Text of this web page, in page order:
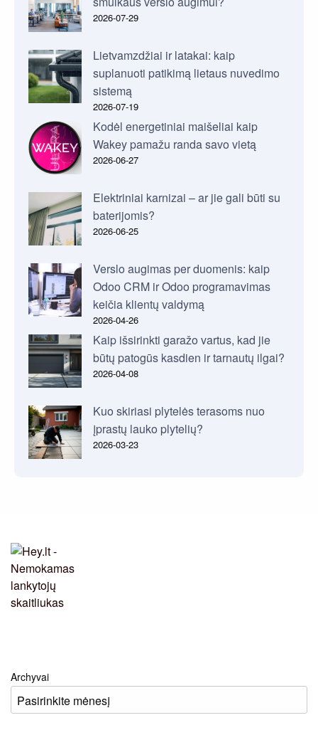
2026-07-29
Lietvamzdžiai ir latakai: kaip
suplanuoti patikimą lietaus nuvedimo
sistemą
2026-07-19
Kodėl energetiniai maišeliai kaip
Wakey pamažu randa savo vietą
2026-06-27
Elektriniai karnizai – ar jie gali būti su
baterijomis?
2026-06-25
Verslo augimas per duomenis: kaip
Odoo CRM ir Odoo programavimas
keičia klientų valdymą
2026-04-26
Kaip išsirinkti garažo vartus, kad jie
būtų patogūs kasdien ir tarnautų ilgai?
2026-04-08
Kuo skiriasi plytelės terasoms nuo
įprastų lauko plytelių?
2026-03-23
Archyvai